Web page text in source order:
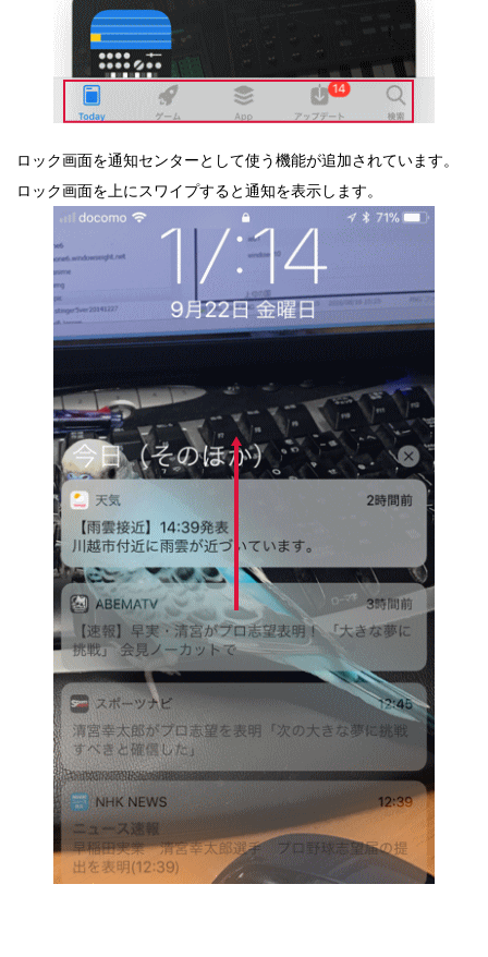
ロック画面を通知センターとして使う機能が追加されています。
ロック画面を上にスワイプすると通知を表示します。